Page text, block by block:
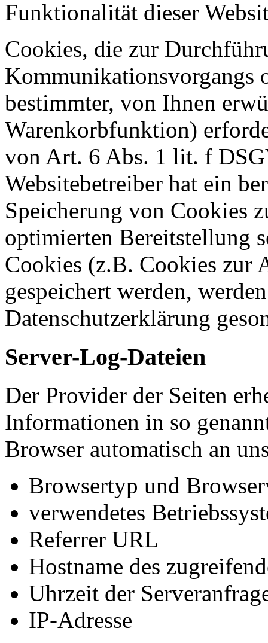
Funktionalität dieser
Cookies, die zur
Kommunikationsvorgangs
bestimmter, von Ihnen
Warenkorbfunktion)
von Art. 6 Abs. 1 lit. f
Websitebetreiber hat ein
Speicherung von Cookies
optimierten Bereitstellung
Cookies (z.B. Cookies zur
gespeichert werden,
Datenschutzerklärung
Server-Log-Dateien
Der Provider der Seiten
Informationen in so
Browser automatisch an
Browsertyp und
verwendetes
Referrer URL
Hostname des
Uhrzeit der
IP-Adresse